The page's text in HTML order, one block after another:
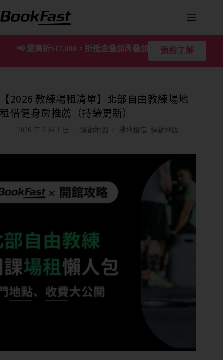
📢 最高折$17,088，折抵金疊加再疊加 預約了解
【2026 教練場租清單】北部自由教練場地
租借健身房推薦（持續更新）
2026 年 6 月 1 日 運動地圖 場地租借, 運動地圖